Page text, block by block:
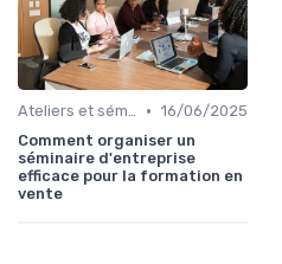
Ateliers et séminaires • 16/06/2025
Comment organiser un
séminaire d'entreprise
efficace pour la formation en
vente